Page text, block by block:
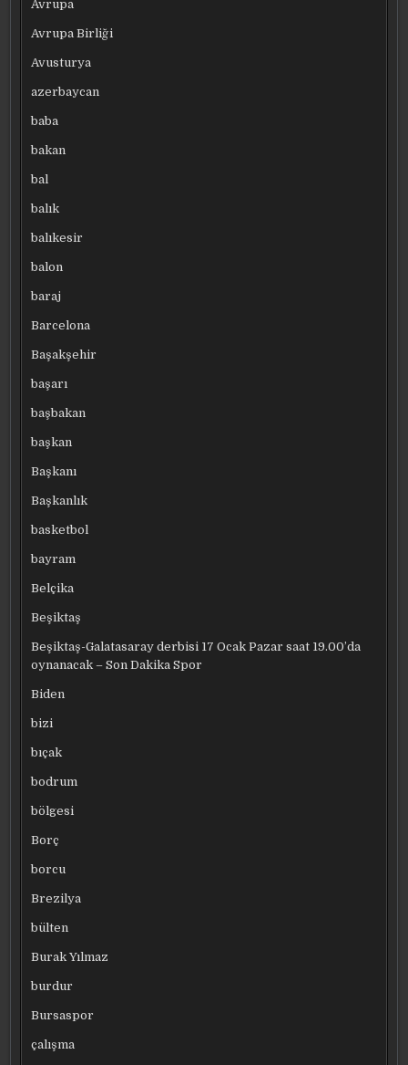
Avrupa
Avrupa Birliği
Avusturya
azerbaycan
baba
bakan
bal
balık
balıkesir
balon
baraj
Barcelona
Başakşehir
başarı
başbakan
başkan
Başkanı
Başkanlık
basketbol
bayram
Belçika
Beşiktaş
Beşiktaş-Galatasaray derbisi 17 Ocak Pazar saat 19.00’da
oynanacak – Son Dakika Spor
Biden
bizi
bıçak
bodrum
bölgesi
Borç
borcu
Brezilya
bülten
Burak Yılmaz
burdur
Bursaspor
çalışma